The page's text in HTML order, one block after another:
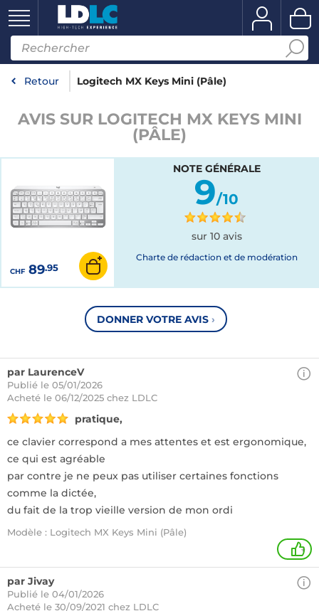
Retour Logitech MX Keys Mini (Pâle)
AVIS SUR LOGITECH MX KEYS MINI
(PÂLE)
CHF89.95
NOTE GÉNÉRALE
9/10
sur 10 avis
Charte de rédaction et de modération
DONNER VOTRE AVIS ›
par LaurenceV
Publié le 05/01/2026
Acheté le 06/12/2025 chez LDLC
pratique,
ce clavier correspond a mes attentes et est ergonomique,
ce qui est agréable
par contre je ne peux pas utiliser certaines fonctions
comme la dictée,
du fait de la trop vieille version de mon ordi
Modèle : Logitech MX Keys Mini (Pâle)
+
par Jivay
Publié le 04/01/2026
Acheté le 30/09/2021 chez LDLC